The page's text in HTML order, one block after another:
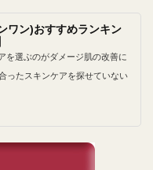
ワン)おすすめランキン
を選ぶのがダメージ肌の改善に
ったスキンケアを探せていない